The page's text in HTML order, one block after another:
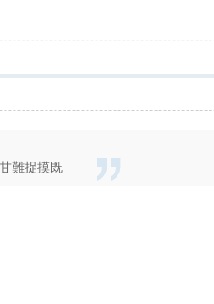
難捉摸既